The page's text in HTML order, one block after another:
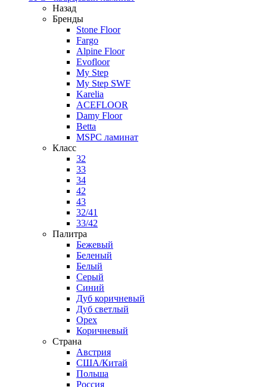
Назад
Бренды
Stone Floor
Fargo
Alpine Floor
Evofloor
My Step
My Step SWF
Karelia
ACEFLOOR
Damy Floor
Betta
MSPC ламинат
Класс
32
33
34
42
43
32/41
33/42
Палитра
Бежевый
Беленый
Белый
Серый
Синий
Дуб коричневый
Дуб светлый
Орех
Коричневый
Страна
Австрия
США/Китай
Польша
Россия